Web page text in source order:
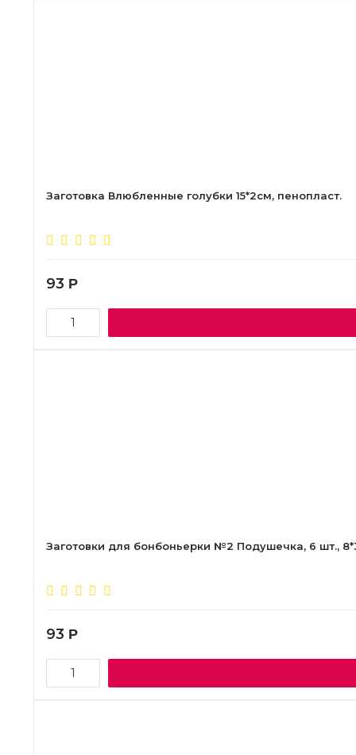
Заготовка Влюбленные голубки 15*2см, пенопласт.
93 Р
Заготовки для бонбоньерки №2 Подушечка, 6 шт.,
93 Р